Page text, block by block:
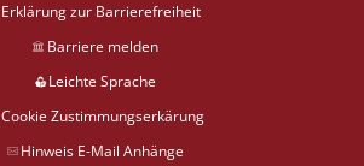
Erklärung zur Barrierefreiheit
Barriere melden
Leichte Sprache
Cookie Zustimmungserkärung
Hinweis E-Mail Anhänge